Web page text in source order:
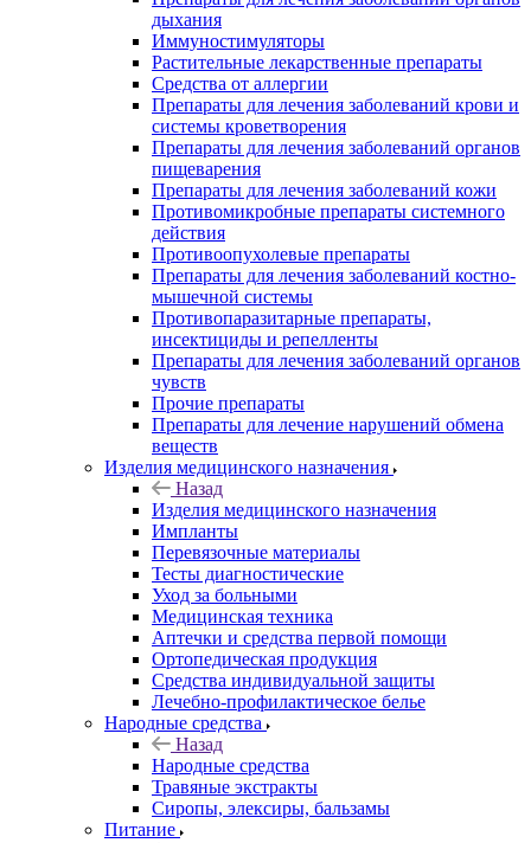
дыхания
Иммуностимуляторы
Растительные лекарственные препараты
Средства от аллергии
Препараты для лечения заболеваний крови и
системы кроветворения
Препараты для лечения заболеваний органов
пищеварения
Препараты для лечения заболеваний кожи
Противомикробные препараты системного
действия
Противоопухолевые препараты
Препараты для лечения заболеваний костно-
мышечной системы
Противопаразитарные препараты,
инсектициды и репелленты
Препараты для лечения заболеваний органов
чувств
Прочие препараты
Препараты для лечение нарушений обмена
веществ
Изделия медицинского назначения
Назад
Изделия медицинского назначения
Импланты
Перевязочные материалы
Тесты диагностические
Уход за больными
Медицинская техника
Аптечки и средства первой помощи
Ортопедическая продукция
Средства индивидуальной защиты
Лечебно-профилактическое белье
Народные средства
Назад
Народные средства
Травяные экстракты
Сиропы, элексиры, бальзамы
Питание